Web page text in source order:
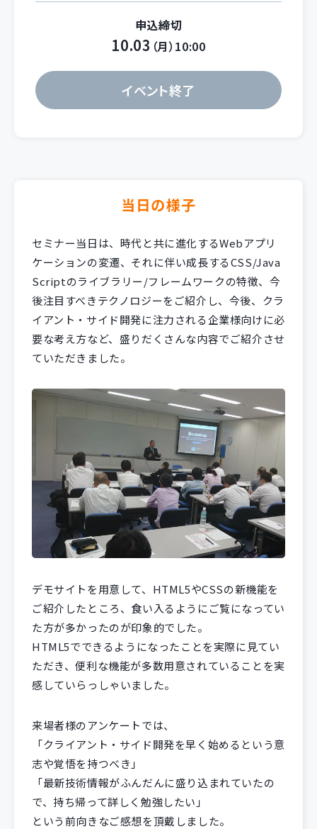
申込締切
10.03 （月）10:00
イベント終了
当日の様子
セミナー当日は、時代と共に進化するWebアプリ
ケーションの変遷、それに伴い成長するCSS/Java
Scriptのライブラリー/フレームワークの特徴、今
後注目すべきテクノロジーをご紹介し、今後、クラ
イアント・サイド開発に注力される企業様向けに必
要な考え方など、盛りだくさんな内容でご紹介させ
ていただきました。
デモサイトを用意して、HTML5やCSSの新機能を
ご紹介したところ、食い入るようにご覧になってい
た方が多かったのが印象的でした。
HTML5でできるようになったことを実際に見てい
ただき、便利な機能が多数用意されていることを実
感していらっしゃいました。
来場者様のアンケートでは、
「クライアント・サイド開発を早く始めるという意
志や覚悟を持つべき」
「最新技術情報がふんだんに盛り込まれていたの
で、持ち帰って詳しく勉強したい」
という前向きなご感想を頂戴しました。